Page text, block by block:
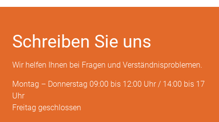
Schreiben Sie uns
Wir helfen Ihnen bei Fragen und Verständnisproblemen.
Montag – Donnerstag 09:00 bis 12:00 Uhr / 14:00 bis 17
Uhr
Freitag geschlossen